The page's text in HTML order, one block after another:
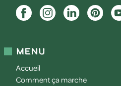
Menu
Accueil
Comment ça marche